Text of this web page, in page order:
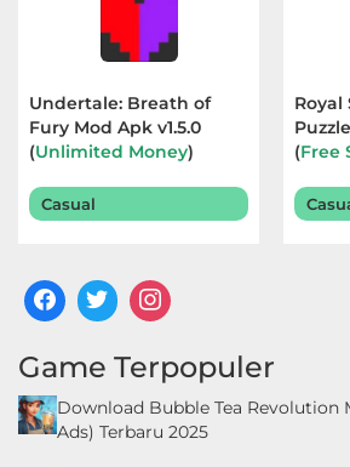
Undertale: Breath of
Fury Mod Apk v1.5.0
(Unlimited Money)
Casual
Royal
(Free
Game Terpopuler
Download Bubble Tea Revolution
Ads) Terbaru 2025